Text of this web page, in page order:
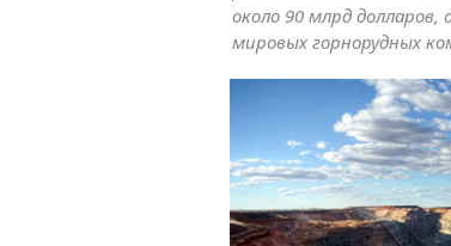
около 90 млрд
мировых горнорудных